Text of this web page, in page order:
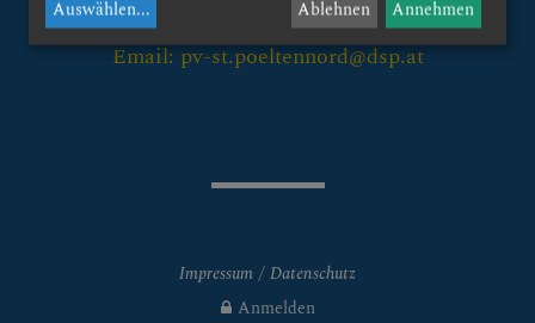
Kantoren
Pfarrgemeinderat
Gottesdienste & Termine
Christliches Leben &
Tel.: +43-2742-361934
Email: pv-st.poeltennord@dsp.at
Impressum
Datenschutz
Anmelden
Auswählen... Ablehnen Annehmen